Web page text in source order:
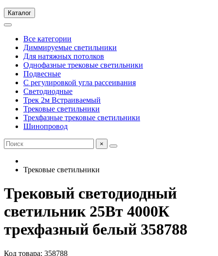
Каталог
Все категории
Диммируемые светильники
Для натяжных потолков
Однофазные трековые светильники
Подвесные
С регулировкой угла рассеивания
Светодиодные
Трек 2м Встраиваемый
Трековые светильники
Трехфазные трековые светильники
Шинопровод
×
Трековые светильники
Трековый светодиодный
светильник 25Вт 4000К
трехфазный белый 358788
Код товара: 358788